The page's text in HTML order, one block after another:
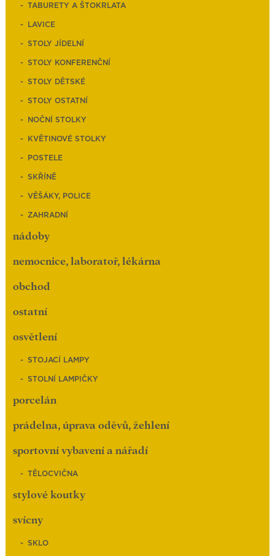
TABURETY A ŠTOKRLATA
LAVICE
STOLY JÍDELNÍ
STOLY KONFERENČNÍ
STOLY DĚTSKÉ
STOLY OSTATNÍ
NOČNÍ STOLKY
KVĚTINOVÉ STOLKY
POSTELE
SKŘÍNĚ
VĚŠÁKY, POLICE
ZAHRADNÍ
nádoby
nemocnice, laboratoř, lékárna
obchod
ostatní
osvětlení
STOJACÍ LAMPY
STOLNÍ LAMPIČKY
porcelán
prádelna, úprava oděvů, žehlení
sportovní vybavení a nářadí
TĚLOCVIČNA
stylové koutky
svícny
SKLO